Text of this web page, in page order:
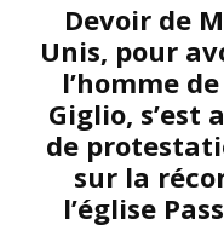
Devoir de
Unis, pour
l’homme
Giglio,
de
sur la
l’église